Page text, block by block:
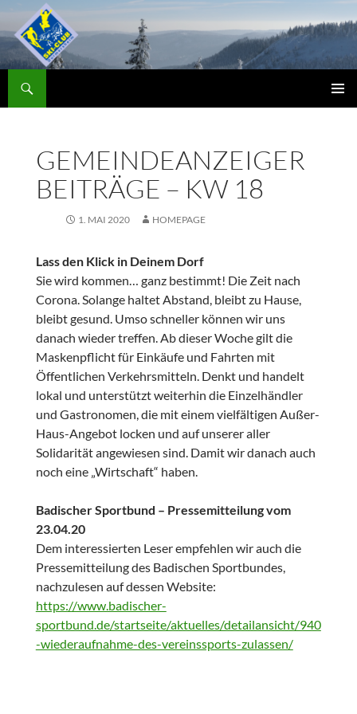
Zum
Inhalt
springen
Skiclub
GEMEINDEANZEIGER
BEITRÄGE – KW 18
1. MAI 2020 HOMEPAGE
Lass den Klick in Deinem Dorf
Sie wird kommen… ganz bestimmt! Die Zeit nach
Corona. Solange haltet Abstand, bleibt zu Hause,
bleibt gesund. Umso schneller können wir uns
danach wieder treffen. Ab dieser Woche gilt die
Maskenpflicht für Einkäufe und Fahrten mit
Öffentlichen Verkehrsmitteln. Denkt und handelt
lokal und unterstützt weiterhin die Einzelhändler
und Gastronomen, die mit einem vielfältigen Außer-
Haus-Angebot locken und auf unserer aller
Solidarität angewiesen sind. Damit wir danach auch
noch eine „Wirtschaft“ haben.
Badischer Sportbund – Pressemitteilung vom
23.04.20
Dem interessierten Leser empfehlen wir auch die
Pressemitteilung des Badischen Sportbundes,
nachzulesen auf dessen Website:
https://www.badischer-
sportbund.de/startseite/aktuelles/detailansicht/940
-wiederaufnahme-des-vereinssports-zulassen/